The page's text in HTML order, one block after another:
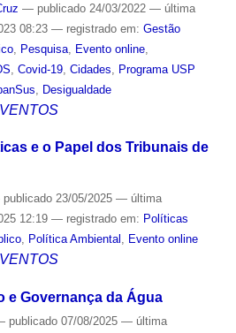
— publicado24/03/2022 — última
08:23 — registrado em: Gestão
, Pesquisa, Evento online,
Covid-19, Cidades
Programa USP
Desigualdade
e o Papel dos Tribunais de
publicado23/05/2025 — última
12:19 — registrado em: Políticas
, Política Ambiental , Evento online
e Governança da Água
publicado07/08/2025 — última